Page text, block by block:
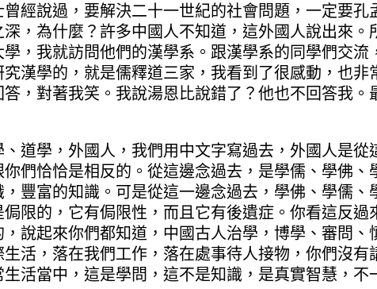
說過，要解決二十一世紀的社會問題，一定要孔
，為什麼？許多中國人不知道，這外國人說出來。
，我就訪問他們的漢學系。跟漢學系的同學們交
漢學的，就是儒釋道三家，我看到了很感動，也
，對著我笑。我說湯恩比說錯了？他也不回答我
學，外國人，我們用中文字寫過去，外國人是從
們恰恰是相反的。從這邊念過去，是學儒、學佛
豐富的知識。可是從這一邊念過去，學佛、學儒
限的，它有侷限性，而且它有後遺症。你看這反
說起來你們都知道，中國古人治學，博學、審問
活，落在我們工作，落在處事待人接物，你們沒有
活當中，這是學問，這不是知識，是真實智慧，不